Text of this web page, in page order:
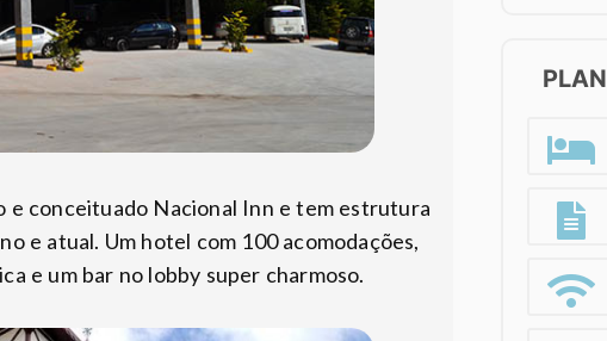
e conceituado Nacional Inn e tem estrutura
e atual. Um hotel com 100 acomodações,
e um bar no lobby super charmoso.